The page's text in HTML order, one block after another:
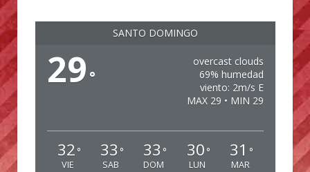
SANTO DOMINGO
29 °
overcast clouds
69% humedad
viento: 2m/s E
MAX 29 • MIN 29
32 °
VIE
33 °
SAB
33 °
DOM
30 °
LUN
31 °
MAR